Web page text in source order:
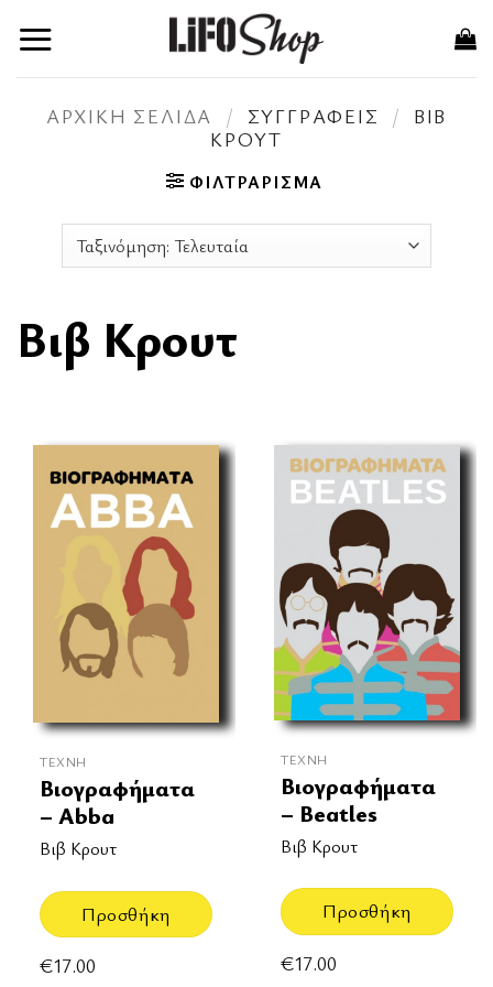
στο
ΑΡΧΙΚΉ ΣΕΛΊΔΑ / ΣΥΓΓΡΑΦΕΊΣ /
ΒΙΒ
ΚΡΟΥΤ
ΦΙΛΤΡΆΡΙΣΜΑ
Βιβ Κρουτ
ΤΈΧΝΗ
Βιογραφήματα
– Abba
Βιβ Κρουτ
Προσθήκη
€17.00
ΤΈΧΝΗ
Βιογραφήματα
– Beatles
Βιβ Κρουτ
Προσθήκη
€17.00